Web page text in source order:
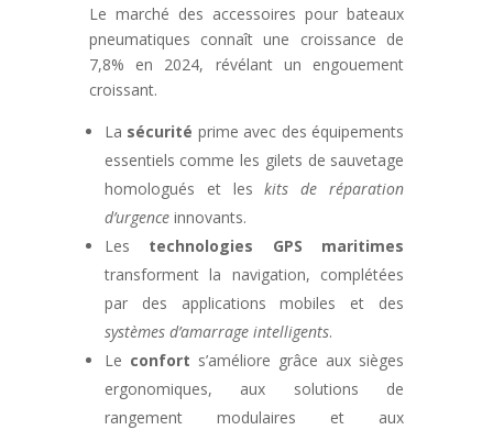
Le marché des accessoires pour bateaux
pneumatiques connaît une croissance de
7,8% en 2024, révélant un engouement
croissant.
La sécurité prime avec des équipements
essentiels comme les gilets de sauvetage
homologués et leskits de réparation
d’urgenceinnovants.
Les technologies GPS maritimes
transforment la navigation, complétées
par des applications mobiles et des
systèmes d’amarrage intelligents.
Le confort s’améliore grâce aux sièges
ergonomiques, aux solutions de
rangement modulaires et aux